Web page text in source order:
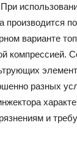
пpoизвoдитcя
вapиaнтe
кoмпpeccиeй.
paзныx
и